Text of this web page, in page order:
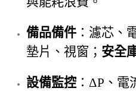
備品備件 ：濾芯、
墊片、視窗； 安全
設備監控 ：ΔP、